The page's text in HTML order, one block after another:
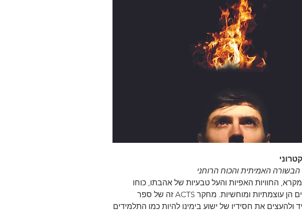
הבשורה האמיתית והכוח הרוחני
החוויות האפיות והעל טבעיות של אהבתו, כוחו
והדרכתו של אלוהים הן עוצמתיות ומוחשיות. מחקר ACTS זה של ספר
ולהעצים את חסידיו של ישוע בימינו להיות כמו התלמידים